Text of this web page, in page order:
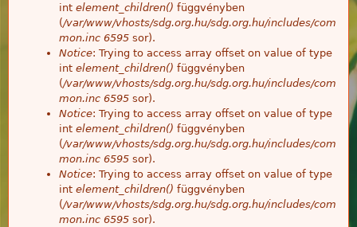
int element_children() függvényben
(/var/www/vhosts/sdg.org.hu/sdg.org.hu/includes/com
mon.inc 6595 sor).
Notice: Trying to access array offset on value of type
int element_children() függvényben
(/var/www/vhosts/sdg.org.hu/sdg.org.hu/includes/com
mon.inc 6595 sor).
Notice: Trying to access array offset on value of type
int element_children() függvényben
(/var/www/vhosts/sdg.org.hu/sdg.org.hu/includes/com
mon.inc 6595 sor).
Notice: Trying to access array offset on value of type
int element_children() függvényben
(/var/www/vhosts/sdg.org.hu/sdg.org.hu/includes/com
mon.inc 6595 sor).